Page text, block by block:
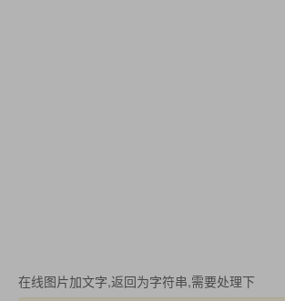
在线图片加文字,返回为字符串,需要处理下